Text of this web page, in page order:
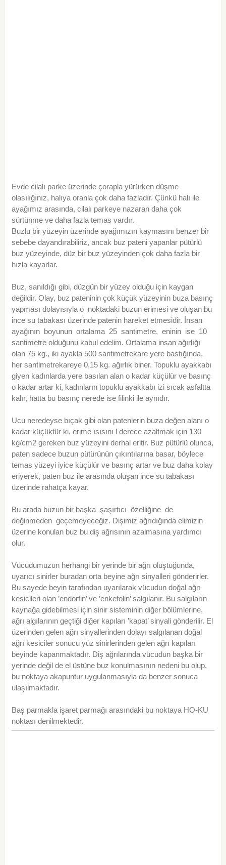
Evde cilalı parke üzerinde çorapla yürürken düşme
olasılığınız, halıya oranla çok daha fazladır. Çünkü halı ile
ayağımız arasında, cilalı parkeye nazaran daha çok
sürtünme ve daha fazla temas vardır.
Buzlu bir yüzeyin üzerinde ayağımızın kaymasını benzer bir
sebebe dayandırabiliriz, ancak buz pateni yapanlar pütürlü
buz yüzeyinde, düz bir buz yüzeyinden çok daha fazla bir
hızla kayarlar.
Buz, sanıldığı gibi, düzgün bir yüzey olduğu için kaygan
değildir. Olay, buz pateninin çok küçük yüzeyinin buza basınç
yapması dolayısıyla o noktadaki buzun erimesi ve oluşan bu
ince su tabakası üzerinde patenin hareket etmesidir. İnsan
ayağının boyunun ortalama 25 santimetre, eninin ise 10
santimetre olduğunu kabul edelim. Ortalama insan ağırlığı
olan 75 kg., iki ayakla 500 santimetrekare yere bastığında,
her santimetrekareye 0,15 kg. ağırlık biner. Topuklu ayakkabı
giyen kadınlarda yere basılan alan o kadar küçülür ve basınç
o kadar artar ki, kadınların topuklu ayakkabı izi sıcak asfaltta
kalır, hatta bu basınç nerede ise filinki ile aynıdır.
Ucu neredeyse bıçak gibi olan patenlerin buza değen alanı o
kadar küçüktür ki, erime ısısını l derece azaltmak için 130
kg/cm2 gereken buz yüzeyini derhal eritir. Buz pütürlü olunca,
paten sadece buzun pütürünün çıkıntılarına basar, böylece
temas yüzeyi iyice küçülür ve basınç artar ve buz daha kolay
eriyerek, paten buz ile arasında oluşan ince su tabakası
üzerinde rahatça kayar.
Bu arada buzun bir başka şaşırtıcı özelliğine de
değinmeden geçemeyeceğiz. Dişimiz ağrıdığında elimizin
üzerine konulan buz bu diş ağrısının azalmasına yardımcı
olur.
Vücudumuzun herhangi bir yerinde bir ağrı oluştuğunda,
uyarıcı sinirler buradan orta beyine ağrı sinyalleri gönderirler.
Bu sayede beyin tarafından uyarılarak vücudun doğal ağrı
kesicileri olan ’endorfin’ ve ’enkefolin’ salgılanır. Bu salgıların
kaynağa gidebilmesi için sinir sisteminin diğer bölümlerine,
ağrı algılarının geçtiği diğer kapıları ’kapat’ sinyali gönderilir. El
üzerinden gelen ağrı sinyallerinden dolayı salgılanan doğal
ağrı kesiciler sonucu yüz sinirlerinden gelen ağrı kapıları
beyinde kapanmaktadır. Diş ağrılarında vücudun başka bir
yerinde değil de el üstüne buz konulmasının nedeni bu olup,
bu noktaya akapuntur uygulanmasıyla da benzer sonuca
ulaşılmaktadır.
Baş parmakla işaret parmağı arasındaki bu noktaya HO-KU
noktası denilmektedir.